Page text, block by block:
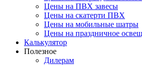
Цены на ПВХ завесы
Цены на скатерти ПВХ
Цены на мобильные шатры
Цены на праздничное
Калькулятор
Полезное
Дилерам